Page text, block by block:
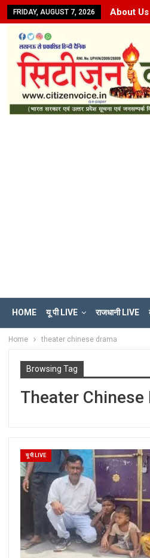
FRIDAY, AUGUST 7, 2026 About Us
HOME यू पी LIVE राजधानी LIVE
Home theater chinese drama
Browsing Tag
Theater Chinese
यू पी LIVE